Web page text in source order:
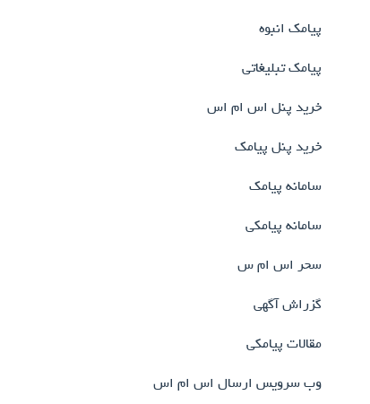
پیامک انبوه
پیامک تبلیغاتی
خرید پنل اس ام اس
خرید پنل پیامک
سامانه پیامک
سامانه پیامکی
سحر اس ام س
گزراش آگهی
مقالات پیامکی
وب سرویس ارسال اس ام اس